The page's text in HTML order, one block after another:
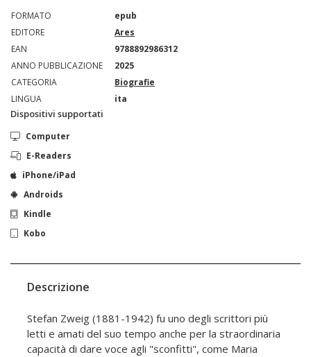
FORMATO
epub
EDITORE
Ares
EAN
9788892986312
ANNO PUBBLICAZIONE
2025
CATEGORIA
Biografie
LINGUA
ita
Dispositivi supportati
Computer
E-Readers
iPhone/iPad
Androids
Kindle
Kobo
Descrizione
Stefan Zweig (1881-1942) fu uno degli scrittori più
letti e amati del suo tempo anche per la straordinaria
capacità di dare voce agli "sconfitti", come Maria